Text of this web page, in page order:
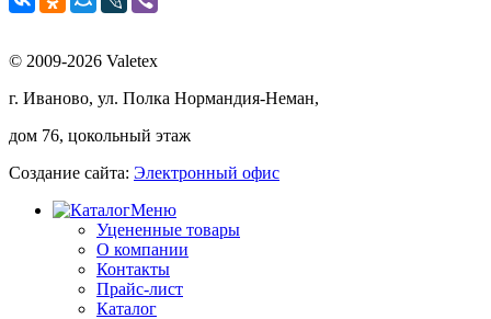
© 2009-2026 Valetex
г. Иваново, ул. Полка Нормандия-Неман,
дом 76, цокольный этаж
Создание сайта: Электронный офис
Меню
Уцененные товары
О компании
Контакты
Прайс-лист
Каталог